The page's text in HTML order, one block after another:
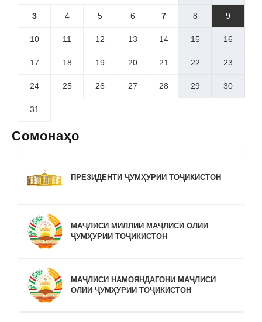
3 4 5 6 7 8 9
10 11 12 13 14 15 16
17 18 19 20 21 22 23
24 25 26 27 28 29 30
31
Сомонаҳо
ПРЕЗИДЕНТИ ҶУМҲУРИИ ТОҶИКИСТОН
МАҶЛИСИ МИЛЛИИ МАҶЛИСИ ОЛИИ
ҶУМҲУРИИ ТОҶИКИСТОН
МАҶЛИСИ НАМОЯНДАГОНИ МАҶЛИСИ
ОЛИИ ҶУМҲУРИИ ТОҶИКИСТОН